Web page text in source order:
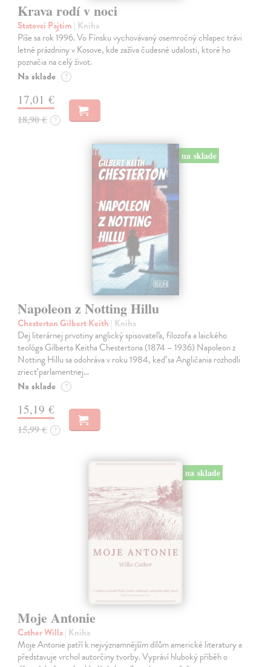
Krava rodí v noci
Statovci Pajtim | Kniha
Píše sa rok 1996. Vo Fínsku vychovávaný osemročný chlapec trávi
letné prázdniny v Kosove, kde zažíva čudesné udalosti, ktoré ho
poznačia na celý život.
Na sklade ?
17,01 €
18,90 € ?
na sklade
Napoleon z Notting Hillu
Chesterton Gilbert Keith | Kniha
Dej literárnej prvotiny anglický spisovateľa, filozofa a laického
teológa Gilberta Keitha Chestertona (1874 – 1936) Napoleon z
Notting Hillu sa odohráva v roku 1984, keď sa Angličania rozhodli
zriecť parlamentnej…
Na sklade ?
15,19 €
15,99 € ?
na sklade
Moje Antonie
Cather Willa| Kniha
Moje Antonie patří k nejvýznamnějším dílům americké literatury a
představuje vrchol autorčiny tvorby. Vypráví hluboký příběh o